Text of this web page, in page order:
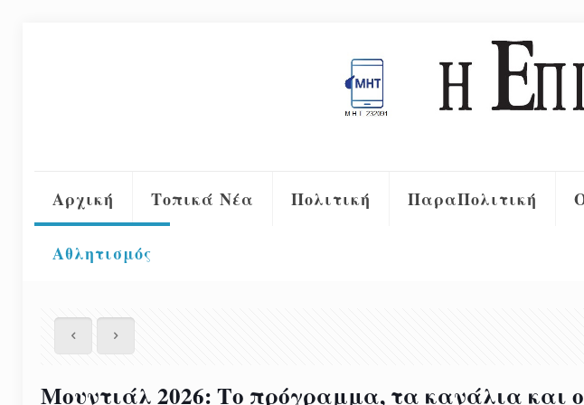
Αρχική Τοπικά Νέα Πολιτική ΠαραΠολιτική
Αθλητισμός
Μουντιάλ 2026: Tο πρόγραμμα, τα κανάλια και